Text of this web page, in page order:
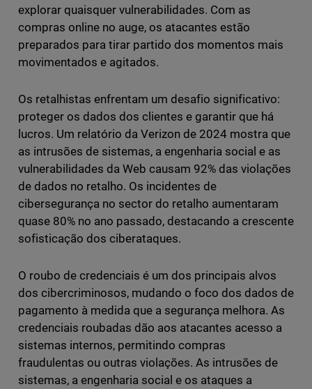
explorar quaisquer vulnerabilidades. Com as
compras online no auge, os atacantes estão
preparados para tirar partido dos momentos mais
movimentados e agitados.
Os retalhistas enfrentam um desafio significativo:
proteger os dados dos clientes e garantir que há
lucros. Um relatório da Verizon de 2024 mostra que
as intrusões de sistemas, a engenharia social e as
vulnerabilidades da Web causam 92% das violações
de dados no retalho. Os incidentes de
cibersegurança no sector do retalho aumentaram
quase 80% no ano passado, destacando a crescente
sofisticação dos ciberataques.
O roubo de credenciais é um dos principais alvos
dos cibercriminosos, mudando o foco dos dados de
pagamento à medida que a segurança melhora. As
credenciais roubadas dão aos atacantes acesso a
sistemas internos, permitindo compras
fraudulentas ou outras violações. As intrusões de
sistemas, a engenharia social e os ataques a